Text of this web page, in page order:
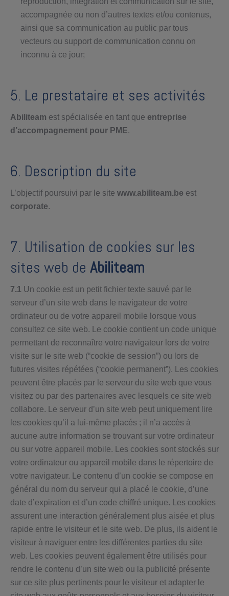
accompagnée ou non d’autres textes et/ou contenus,
ainsi que sa communication au public par tous
vecteurs ou support de communication connu on
inconnu à ce jour;
5. Le prestataire et ses activités
Abiliteam est spécialisée en tant que entreprise
d’accompagnement pour PME.
6. Description du site
L’objectif poursuivi par le site www.abiliteam.be est
corporate.
7. Utilisation de cookies sur les
sites web de Abiliteam
7.1 Un cookie est un petit fichier texte sauvé par le
serveur d’un site web dans le navigateur de votre
ordinateur ou de votre appareil mobile lorsque vous
consultez ce site web. Le cookie contient un code unique
permettant de reconnaître votre navigateur lors de votre
visite sur le site web (“cookie de session”) ou lors de
futures visites répétées (“cookie permanent”). Les cookies
peuvent être placés par le serveur du site web que vous
visitez ou par des partenaires avec lesquels ce site web
collabore. Le serveur d’un site web peut uniquement lire
les cookies qu’il a lui-même placés ; il n’a accès à
aucune autre information se trouvant sur votre ordinateur
ou sur votre appareil mobile. Les cookies sont stockés sur
votre ordinateur ou appareil mobile dans le répertoire de
votre navigateur. Le contenu d’un cookie se compose en
général du nom du serveur qui a placé le cookie, d’une
date d’expiration et d’un code chiffré unique. Les cookies
assurent une interaction généralement plus aisée et plus
rapide entre le visiteur et le site web. De plus, ils aident le
visiteur à naviguer entre les différentes parties du site
web. Les cookies peuvent également être utilisés pour
rendre le contenu d’un site web ou la publicité présente
sur ce site plus pertinents pour le visiteur et adapter le